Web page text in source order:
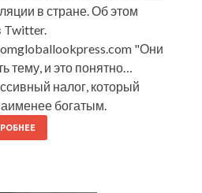
в стране. Об этом
Twitter.
"Они
тему, и это понятно…
налог, который
богатым.